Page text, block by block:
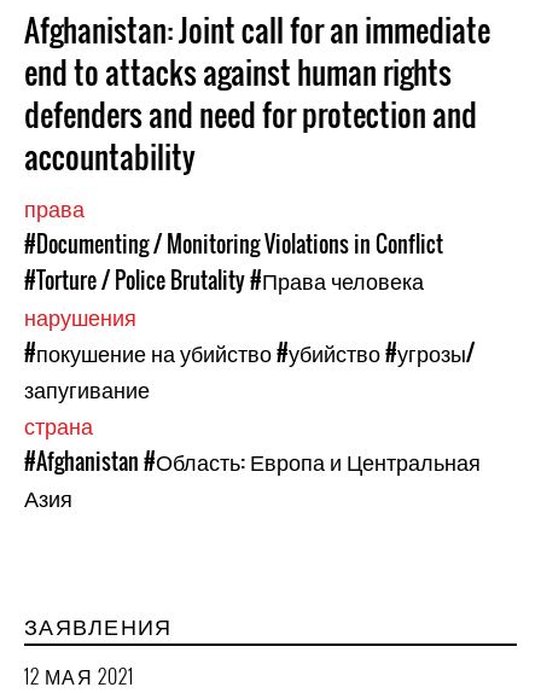
Afghanistan: Joint call for an immediate
end to attacks against human rights
defenders and need for protection and
accountability
права
#Documenting / Monitoring Violations in Conflict
#Torture / Police Brutality#Права человека
нарушения
#покушение на убийство#убийство#угрозы/
запугивание
страна
#Afghanistan#Область: Европа и Центральная
Азия
ЗАЯВЛЕНИЯ
12 МАЯ 2021